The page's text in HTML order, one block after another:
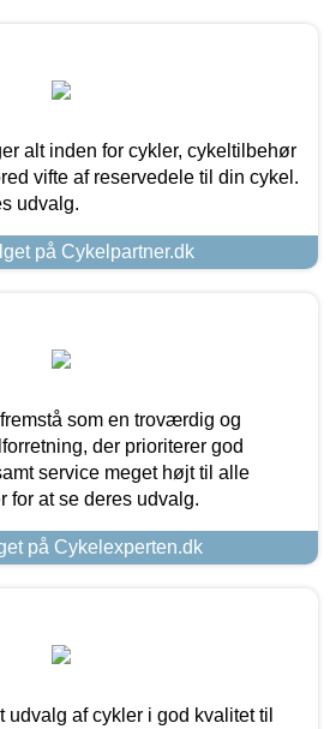
alt inden for cykler, cykeltilbehør
vifte af reservedele til din cykel.
udvalg.
på Cykelpartner.dk
som en troværdig og
der prioriterer god
service meget højt til alle
for at se deres udvalg.
på Cykelexperten.dk
udvalg af cykler i god kvalitet til